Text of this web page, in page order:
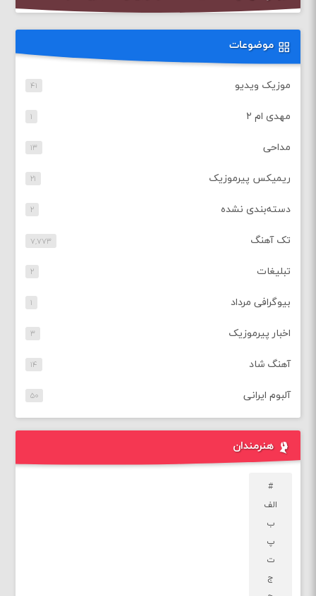
موضوعات
موزیک ویدیو ۴۱
مهدی ام ۲ ۱
مداحی ۱۳
ریمیکس پیرموزیک ۲۱
دسته‌بندی نشده ۲
تک آهنگ ۷,۷۷۳
تبلیغات ۲
بیوگرافی مرداد ۱
اخبار پیرموزیک ۳
آهنگ شاد ۱۴
آلبوم ایرانی ۵۰
هنرمندان
#
الف
ب
پ
ت
ج